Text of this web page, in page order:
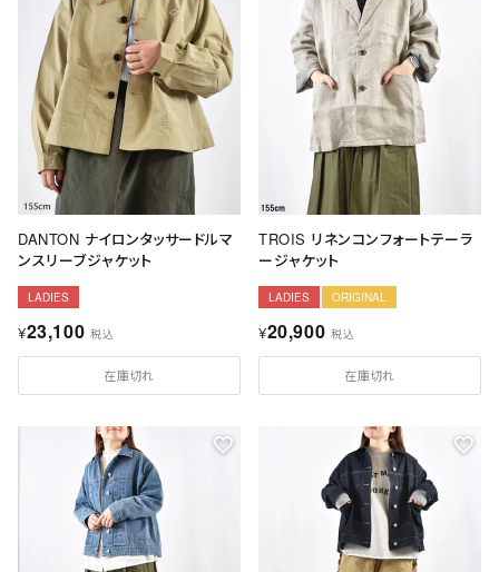
DANTON ナイロンタッサードルマ
ンスリーブジャケット
LADIES
¥23,100 税込
在庫切れ
TROIS リネンコンフォートテーラ
ージャケット
LADIES ORIGINAL
¥20,900 税込
在庫切れ